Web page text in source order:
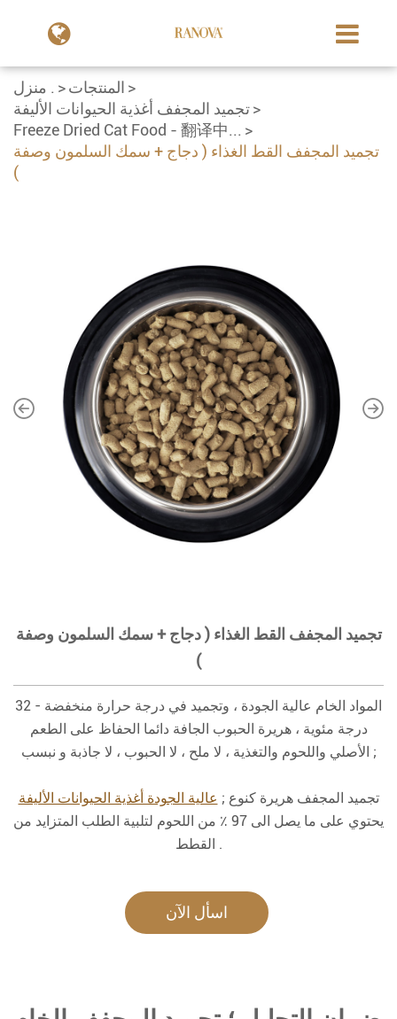
منزل .
المنتجات
تجميد المجفف أغذية الحيوانات الأليفة
Freeze Dried Cat Food - 翻译中...
تجميد المجفف القط الغذاء ( دجاج + سمك السلمون وصفة
)
تجميد المجفف القط الغذاء ( دجاج + سمك السلمون وصفة
)
المواد الخام عالية الجودة ، وتجميد في درجة حرارة منخفضة - 32
درجة مئوية ، هريرة الحبوب الجافة دائما الحفاظ على الطعم
الأصلي واللحوم والتغذية ، لا ملح ، لا الحبوب ، لا جاذبة و نبسب ;
تجميد المجفف هريرة كنوع ; عالية الجودة أغذية الحيوانات الأليفة
يحتوي على ما يصل الى 97 ٪ من اللحوم لتلبية الطلب المتزايد من
القطط .
اسأل الآن